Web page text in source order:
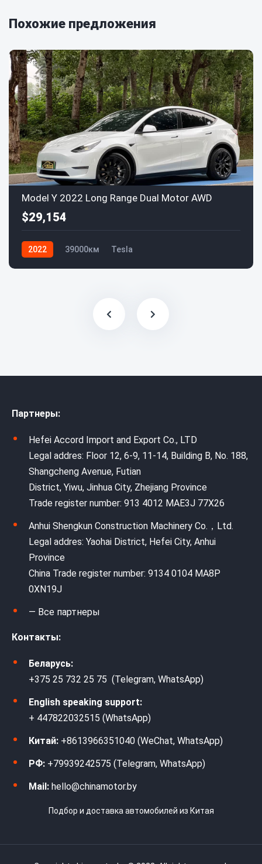
Похожие предложения
Model Y 2022 Long Range Dual Motor AWD
$29,154
2022 39000км Tesla
Партнеры:
Hefei Accord Import and Export Co., LTD
Legal addres: Floor 12, 6-9, 11-14, Building B, No. 188,
Shangcheng Avenue, Futian
District, Yiwu, Jinhua City, Zhejiang Province
Trade register number: 913 4012 MAE3J 77X26
Anhui Shengkun Construction Machinery Co.，Ltd.
Legal addres: Yaohai District, Hefei City, Anhui
Province
China Trade register number: 9134 0104 MA8P
0XN19J
— Все партнеры
Контакты:
Беларусь:
+375 25 732 25 75 (Telegram, WhatsApp)
English speaking support:
+ 447822032515 (WhatsApp)
Китай: +8613966351040 (WeChat, WhatsApp)
РФ: +79939242575 (Telegram, WhatsApp)
Mail: hello@chinamotor.by
Подбор и доставка автомобилей из Китая